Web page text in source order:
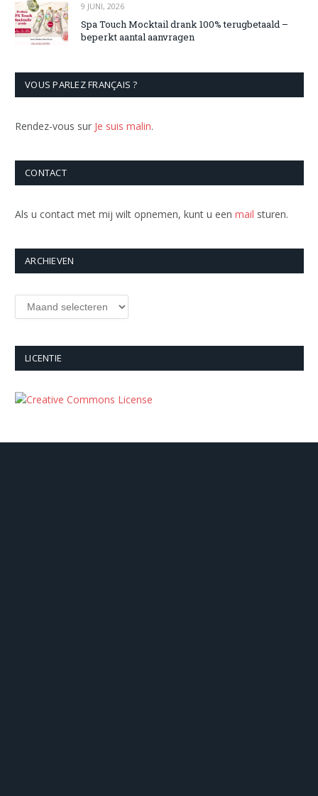
9 JUNI, 2026
Spa Touch Mocktail drank 100% terugbetaald –
beperkt aantal aanvragen
VOUS PARLEZ FRANÇAIS ?
Rendez-vous sur Je suis malin.
CONTACT
Als u contact met mij wilt opnemen, kunt u een mail sturen.
ARCHIEVEN
Archieven
LICENTIE